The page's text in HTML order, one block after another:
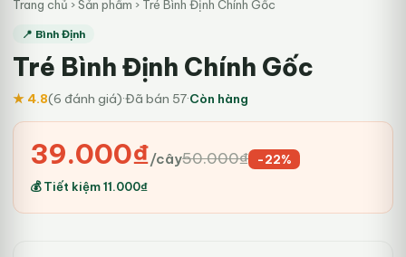
Trang chủ ›Sản phẩm › Tré Bình Định Chính Gốc
📍 Bình Định
Tré Bình Định Chính Gốc
★ 4.8(6 đánh giá)·Đã bán 57·Còn hàng
50.000₫
Giá
gốc
là:
39.000₫
Giá
hiện
tại
-22%
💰 Tiết kiệm11.000₫
/cây